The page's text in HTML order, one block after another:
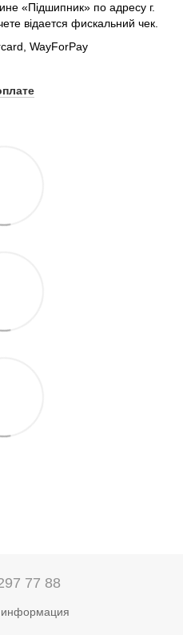
«Підшипник» по адресу г.
відается фискальний чек.
WayForPay
77 88
информация